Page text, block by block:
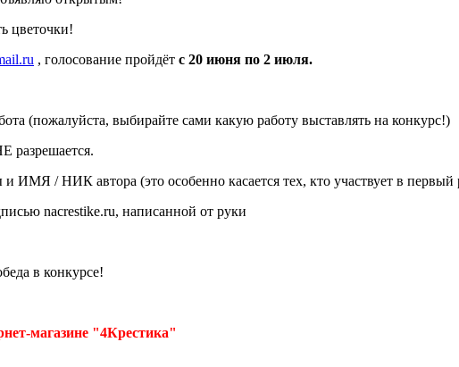
цветочки!
, голосование пройдёт с 20 июня по 2 июля.
(пожалуйста, выбирайте сами какую работу выставлять на конкурс!)
разрешается.
/ НИК автора (это особенно касается тех, кто участвует в первый
nacrestike.ru, написанной от руки
в конкурсе!
магазине "4Крестика"